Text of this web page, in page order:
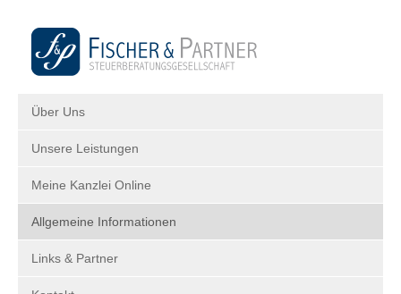
Über Uns
Unsere Leistungen
Meine Kanzlei Online
Allgemeine Informationen
Links & Partner